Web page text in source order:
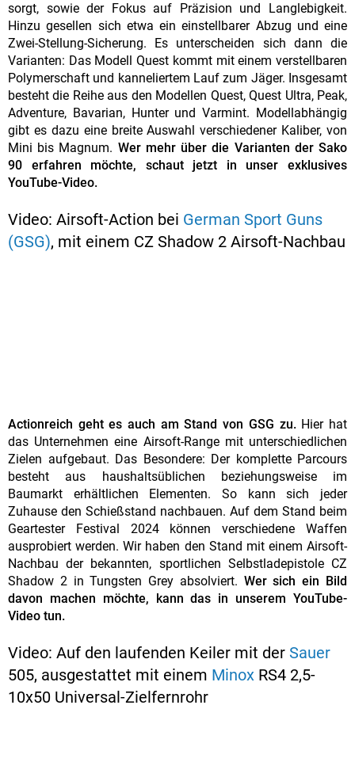
sorgt, sowie der Fokus auf Präzision und Langlebigkeit.
Hinzu gesellen sich etwa ein einstellbarer Abzug und eine
Zwei-Stellung-Sicherung. Es unterscheiden sich dann die
Varianten: Das Modell Quest kommt mit einem verstellbaren
Polymerschaft und kanneliertem Lauf zum Jäger. Insgesamt
besteht die Reihe aus den Modellen Quest, Quest Ultra, Peak,
Adventure, Bavarian, Hunter und Varmint. Modellabhängig
gibt es dazu eine breite Auswahl verschiedener Kaliber, von
Mini bis Magnum. Wer mehr über die Varianten der Sako
90 erfahren möchte, schaut jetzt in unser exklusives
YouTube-Video.
Video: Airsoft-Action bei German Sport Guns
(GSG), mit einem CZ Shadow 2 Airsoft-Nachbau
Actionreich geht es auch am Stand von GSG zu. Hier hat
das Unternehmen eine Airsoft-Range mit unterschiedlichen
Zielen aufgebaut. Das Besondere: Der komplette Parcours
besteht aus haushaltsüblichen beziehungsweise im
Baumarkt erhältlichen Elementen. So kann sich jeder
Zuhause den Schießstand nachbauen. Auf dem Stand beim
Geartester Festival 2024 können verschiedene Waffen
ausprobiert werden. Wir haben den Stand mit einem Airsoft-
Nachbau der bekannten, sportlichen Selbstladepistole CZ
Shadow 2 in Tungsten Grey absolviert. Wer sich ein Bild
davon machen möchte, kann das in unserem YouTube-
Video tun.
Video: Auf den laufenden Keiler mit der Sauer
505, ausgestattet mit einem Minox RS4 2,5-
10x50 Universal-Zielfernrohr